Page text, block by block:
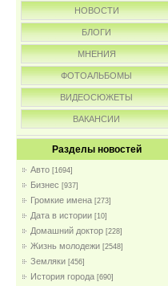
НОВОСТИ
БЛОГИ
МНЕНИЯ
ФОТОАЛЬБОМЫ
ВИДЕОСЮЖЕТЫ
ВАКАНСИИ
Разделы новостей
Авто [1694]
Бизнес [937]
Громкие имена [273]
Дата в истории [10]
Домашний доктор [228]
Жизнь молодежи [2548]
Земляки [456]
История города [690]